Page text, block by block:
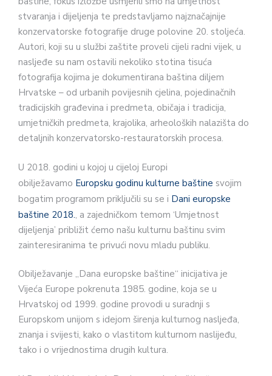
stvaranja i dijeljenja te predstavljamo najznačajnije
konzervatorske fotografije druge polovine 20. stoljeća.
Autori, koji su u službi zaštite proveli cijeli radni vijek, u
nasljeđe su nam ostavili nekoliko stotina tisuća
fotografija kojima je dokumentirana baština diljem
Hrvatske – od urbanih povijesnih cjelina, pojedinačnih
tradicijskih građevina i predmeta, običaja i tradicija,
umjetničkih predmeta, krajolika, arheoloških nalazišta do
detaljnih konzervatorsko-restauratorskih procesa.
U 2018. godini u kojoj u cijeloj Europi
obilježavamo Europsku godinu kulturne baštine svojim
bogatim programom priključili su se i Dani europske
baštine 2018., a zajedničkom temom ‘Umjetnost
dijeljenja’ približit ćemo našu kulturnu baštinu svim
zainteresiranima te privući novu mladu publiku.
Obilježavanje „Dana europske baštine“ inicijativa je
Vijeća Europe pokrenuta 1985. godine, koja se u
Hrvatskoj od 1999. godine provodi u suradnji s
Europskom unijom s idejom širenja kulturnog nasljeđa,
znanja i svijesti, kako o vlastitom kulturnom naslijeđu,
tako i o vrijednostima drugih kultura.